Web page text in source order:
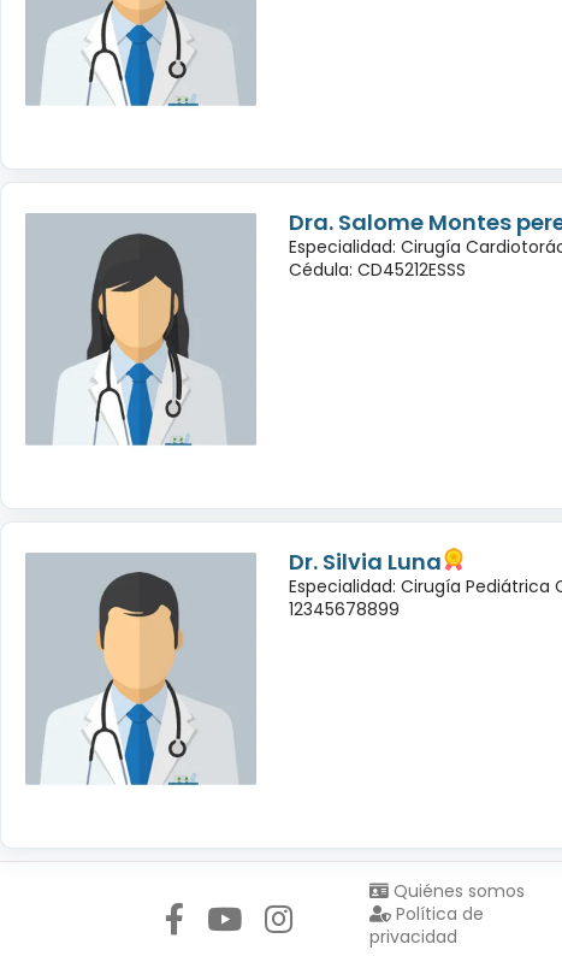
Dra. Salome Montes
Especialidad: Cirugía
Cédula: CD45212ESSS
Dr. Silvia Luna
Especialidad: Cirugía Pediátrica
12345678899
Quiénes somos
Política de
privacidad